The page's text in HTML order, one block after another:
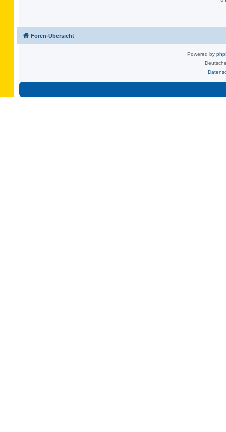
Foren-Übersicht
Powered by